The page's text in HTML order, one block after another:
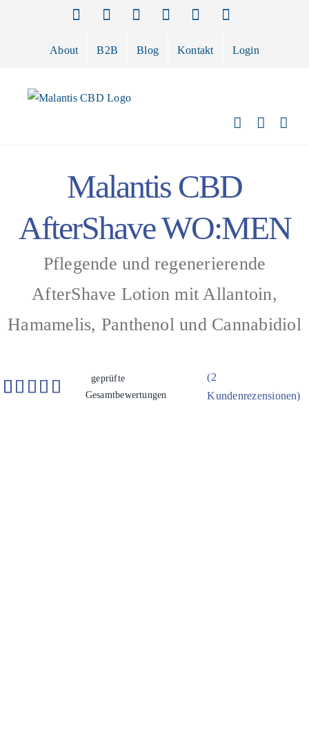
Facebook
Instagram Pinterest Telefon
About B2B Blog Kontakt Login
Malantis CBD
AfterShave WO:MEN
Pflegende und regenerierende
AfterShave Lotion mit Allantoin,
Hamamelis, Panthenol und Cannabidiol
geprüfte
Gesamtbewertungen
(2
Kundenrezensionen)